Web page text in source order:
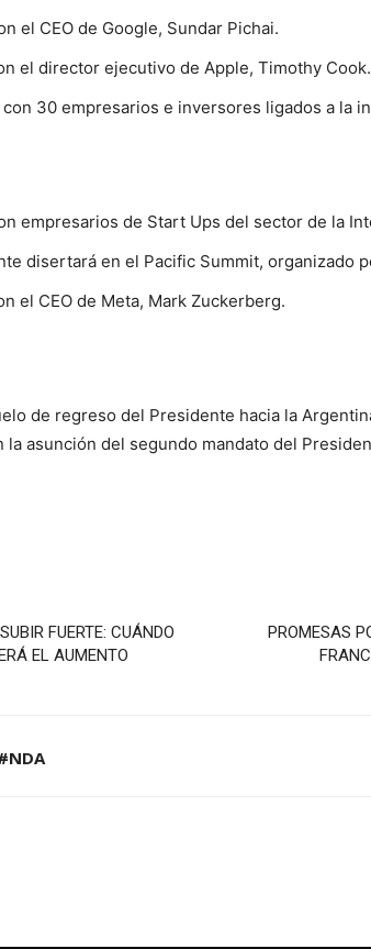
el CEO de Google, Sundar Pichai.
el director ejecutivo de Apple, Timothy Cook.
con 30 empresarios e inversores ligados a la
empresarios de Start Ups del sector de la
disertará en el Pacific Summit, organizado
el CEO de Meta, Mark Zuckerberg.
de regreso del Presidente hacia la
la asunción del segundo mandato del
FUERTE: CUÁNDO
EL AUMENTO
PROMESAS